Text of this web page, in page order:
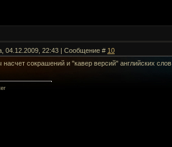
04.12.2009, 22:43 | Сообщение # 10
насчет сокрашений и "кавер версий" английских